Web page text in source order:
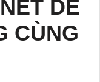
DỄ
CÙNG